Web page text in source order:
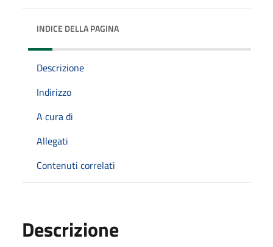
INDICE DELLA PAGINA
Descrizione
Indirizzo
A cura di
Allegati
Contenuti correlati
Descrizione